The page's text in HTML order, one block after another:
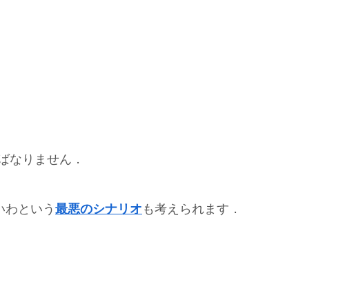
なりません．
という 最悪のシナリオ も考えられます．